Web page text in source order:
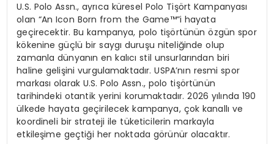
U.S. Polo Assn., ayrıca küresel Polo Tişört Kampanyası
olan “An Icon Born from the Game™”i hayata
geçirecektir. Bu kampanya, polo tişörtününözgün spor
kökenine güçlü bir saygıduruşu niteliğinde olup
zamanla dünyanın en kalıcıstil unsurlarından biri
haline gelişini vurgulamaktadır. USPA’nın resmi spor
markasıolarak U.S. Polo Assn., polo tişörtünün
tarihindeki otantik yerini korumaktadır. 2026 yılında 190
ülkede hayata geçirilecek kampanya, çok kanallı ve
koordineli bir strateji ile tüketicilerin markayla
etkileşime geçtiği her noktada görünür olacaktır.